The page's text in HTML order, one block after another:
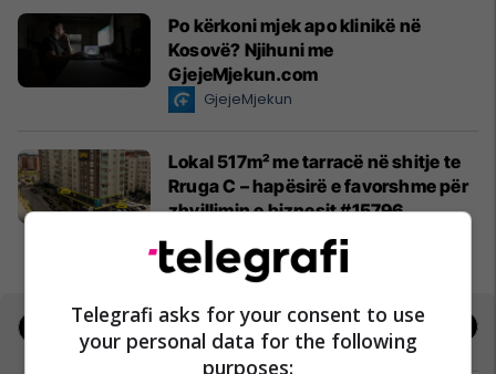
Po kërkoni mjek apo klinikë në
Kosovë? Njihuni me
GjejeMjekun.com
GjejeMjekun
Lokal 517m² me tarracë në shitje te
Rruga C – hapësirë e favorshme për
zhvillimin e biznesit #15796
Pro Real Estate
Real Estate
Telegrafi asks for your consent to use
your personal data for the following
purposes: